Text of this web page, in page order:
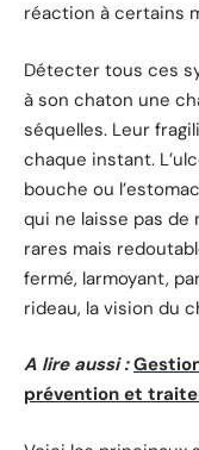
réaction à certains
Détecter tous ces
à son chaton une
séquelles. Leur
chaque instant.
bouche ou
qui ne laisse pas de
rares mais
fermé, larmoyant,
rideau, la vision du
A lire aussi :
prévention et